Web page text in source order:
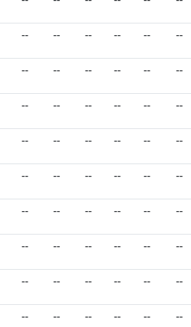
-- -- -- -- -- --
-- -- -- -- -- --
-- -- -- -- -- --
-- -- -- -- -- --
-- -- -- -- -- --
-- -- -- -- -- --
-- -- -- -- -- --
-- -- -- -- -- --
-- -- -- -- -- --